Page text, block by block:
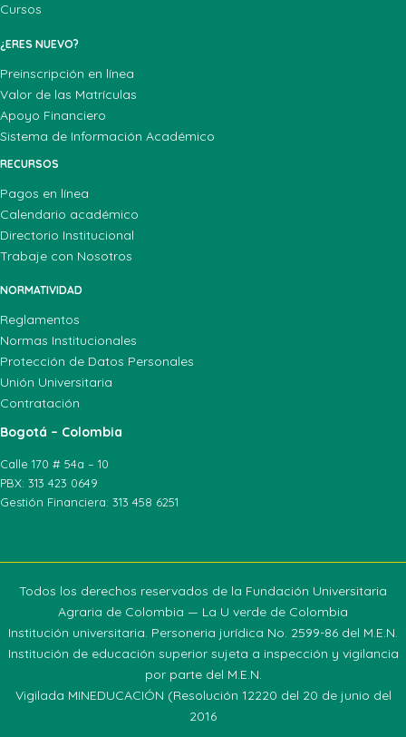
Cursos
¿ERES NUEVO?
Preinscripción en línea
Valor de las Matrículas
Apoyo Financiero
Sistema de Información Académico
RECURSOS
Pagos en línea
Calendario académico
Directorio Institucional
Trabaje con Nosotros
NORMATIVIDAD
Reglamentos
Normas Institucionales
Protección de Datos Personales
Unión Universitaria
Contratación
Bogotá – Colombia
Calle 170 # 54a – 10
PBX: 313 423 0649
Gestión Financiera: 313 458 6251
Todos los derechos reservados de la Fundación Universitaria
Agraria de Colombia — La U verde de Colombia
Institución universitaria. Personeria jurídica No. 2599-86 del M.E.N.
Institución de educación superior sujeta a inspección y vigilancia
por parte del M.E.N.
Vigilada MINEDUCACIÓN (Resolución 12220 del 20 de junio del
2016